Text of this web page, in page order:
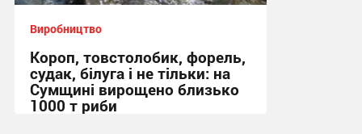
Виробництво
Короп, товстолобик, форель,
судак, білуга і не тільки: на
Сумщині вирощено близько
1000 т риби